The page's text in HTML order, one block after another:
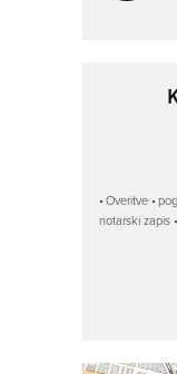
Overitve
notarski zapis